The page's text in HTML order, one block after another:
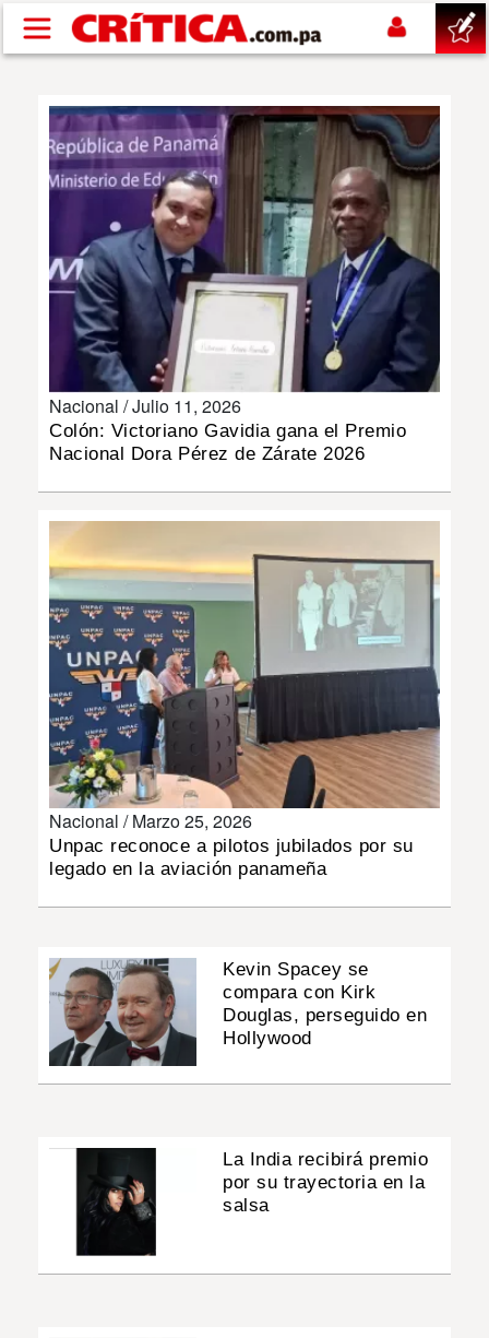
Pasar al contenido principal
SUCESOS
POLÍTICA
DEPORTES
INSÓLITAS
MULTIMEDIA
IMPRESO
Nacional /Julio 11, 2026
Colón: Victoriano Gavidia gana el Premio
Nacional Dora Pérez de Zárate 2026
Nacional /Marzo 25, 2026
Unpac reconoce a pilotos jubilados por su
legado en la aviación panameña
Kevin Spacey se
compara con Kirk
Douglas, perseguido en
Hollywood
La India recibirá premio
por su trayectoria en la
salsa